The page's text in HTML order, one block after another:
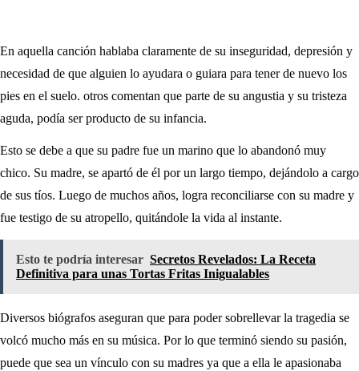
En aquella canción hablaba claramente de su inseguridad, depresión y
necesidad de que alguien lo ayudara o guiara para tener de nuevo los
pies en el suelo. otros comentan que parte de su angustia y su tristeza
aguda, podía ser producto de su infancia.
Esto se debe a que su padre fue un marino que lo abandonó muy
chico. Su madre, se apartó de él por un largo tiempo, dejándolo a cargo
de sus tíos. Luego de muchos años, logra reconciliarse con su madre y
fue testigo de su atropello, quitándole la vida al instante.
Esto te podría interesar Secretos Revelados: La Receta
Definitiva para unas Tortas Fritas Inigualables
Diversos biógrafos aseguran que para poder sobrellevar la tragedia se
volcó mucho más en su música. Por lo que terminó siendo su pasión,
puede que sea un vínculo con su madres ya que a ella le apasionaba